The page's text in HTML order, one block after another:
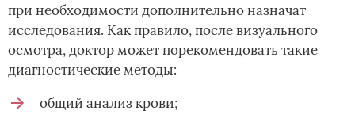
при необходимости дополнительно назначат
исследования. Как правило, после визуального
осмотра, доктор может порекомендовать такие
диагностические методы:
общий анализ крови;